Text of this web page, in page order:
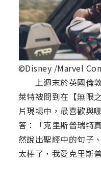
©Disney /Marvel
上週末於英國倫敦
萊特被問到在【無限
片現場中，最喜歡與
答：「克里斯普瑞特
然說出聖經中的句子
太棒了，我愛克里斯